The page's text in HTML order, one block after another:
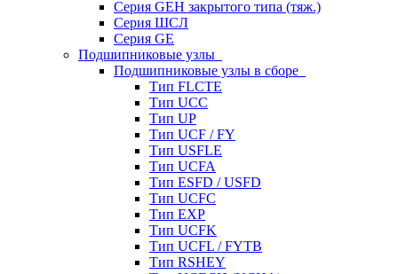
Серия GEH закрытого типа (тяж.)
Серия ШСЛ
Серия GE
Подшипниковые узлы
Подшипниковые узлы в сборе
Тип FLCTE
Тип UCC
Тип UP
Тип UCF / FY
Тип USFLE
Тип UCFA
Тип ESFD / USFD
Тип UCFC
Тип EXP
Тип UCFK
Тип UCFL / FYTB
Тип RSHEY